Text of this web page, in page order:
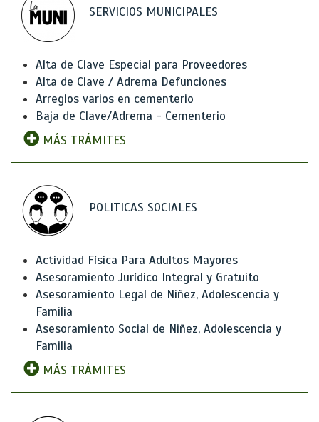
SERVICIOS MUNICIPALES
Alta de Clave Especial para Proveedores
Alta de Clave / Adrema Defunciones
Arreglos varios en cementerio
Baja de Clave/Adrema - Cementerio
MÁS TRÁMITES
POLITICAS SOCIALES
Actividad Física Para Adultos Mayores
Asesoramiento Jurídico Integral y Gratuito
Asesoramiento Legal de Niñez, Adolescencia y
Familia
Asesoramiento Social de Niñez, Adolescencia y
Familia
MÁS TRÁMITES